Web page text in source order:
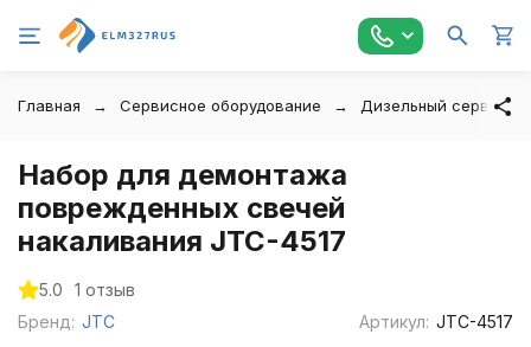
Главная Сервисное оборудование Дизельный сервис
Набор для демонтажа
поврежденных свечей
накаливания JTC-4517
5.0
1 отзыв
Бренд: JTC Артикул: JTC-4517